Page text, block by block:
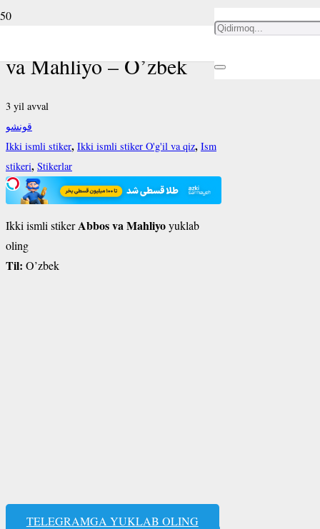
va Mahliyo – O’zbek
3 yil avval
قونشو
Ikki ismli stiker, Ikki ismli stiker O'g'il va qiz, Ism
stikeri, Stikerlar
Ikki ismli stikerAbbos va Mahliyoyuklab
oling
Til: O’zbek
TELEGRAMGA YUKLAB OLING